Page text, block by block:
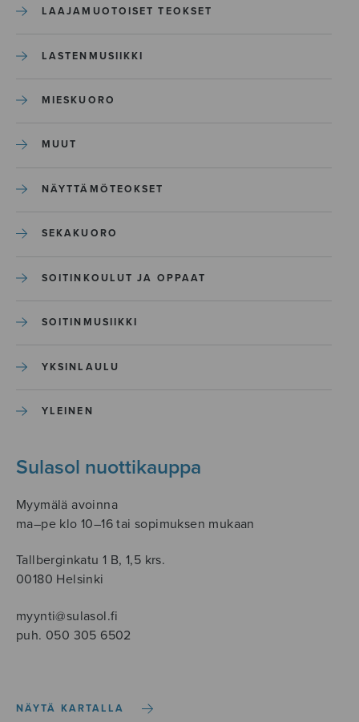
LAAJAMUOTOISET TEOKSET
LASTENMUSIIKKI
MIESKUORO
MUUT
NÄYTTÄMÖTEOKSET
SEKAKUORO
SOITINKOULUT JA OPPAAT
SOITINMUSIIKKI
YKSINLAULU
YLEINEN
Sulasol nuottikauppa
Myymälä avoinna
ma–pe klo 10–16 tai sopimuksen mukaan
Tallberginkatu 1 B, 1,5 krs.
00180 Helsinki
myynti@sulasol.fi
puh. 050 305 6502
NÄYTÄ KARTALLA